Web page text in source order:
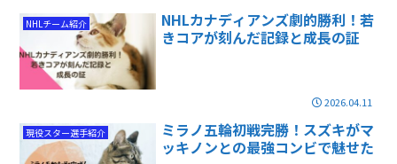
NHLチーム紹介
NHLカナディアンズ劇的勝利！若
きコアが刻んだ記録と成長の証
2026.04.11
現役スター選手紹介
ミラノ五輪初戦完勝！スズキがマ
ッキノンとの最強コンビで魅せた